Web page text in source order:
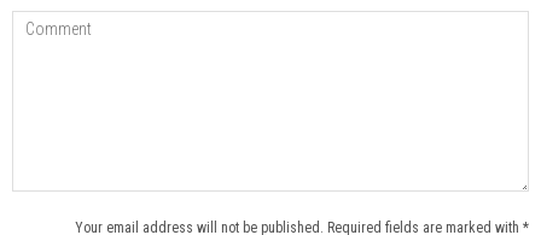
Your email address will not be published. Required fields are marked with *